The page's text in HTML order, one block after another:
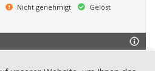
Nicht genehmigt
Gelöst